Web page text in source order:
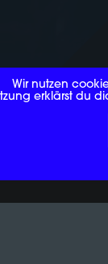
Wir nutzen
erklärst du